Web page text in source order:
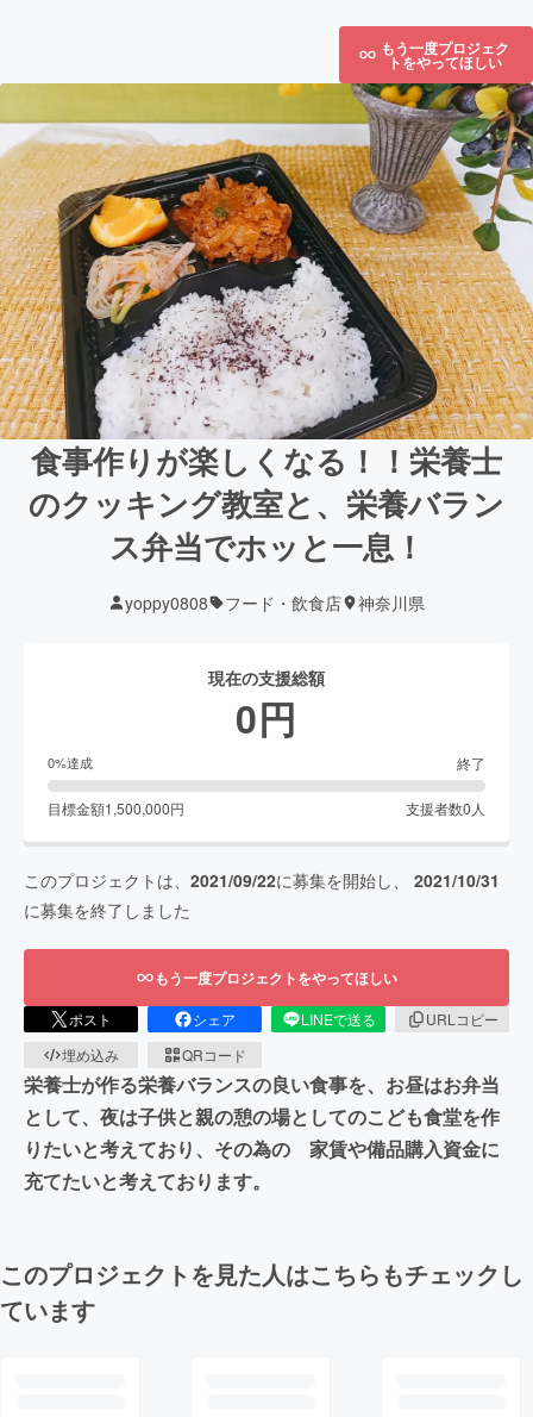
もう一度プロジェク
トをやってほしい
食事作りが楽しくなる！！栄養士
のクッキング教室と、栄養バラン
ス弁当でホッと一息！
yoppy0808 フード・飲食店 神奈川県
現在の支援総額
0円
0%達成 終了
目標金額1,500,000円 支援者数0 人
このプロジェクトは、 2021/09/22に募集を開始し、 2021/10/31
に募集を終了しました
もう一度プロジェクトをやってほしい
ポスト シェア LINEで送る
URLコピー
埋め込み
QRコード
栄養士が作る栄養バランスの良い食事を、お昼はお弁当
として、夜は子供と親の憩の場としてのこども食堂を作
りたいと考えており、その為の 家賃や備品購入資金に
充てたいと考えております。
このプロジェクトを見た人はこちらもチェックし
ています